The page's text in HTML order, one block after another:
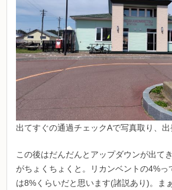
出てすぐの通過チェックAで写真取り、出
この後はだんだんとアップダウンが出て
がちょくちょくと。リカンベントの4%っ
は8%くらいだと思います(諸説あり)。ま